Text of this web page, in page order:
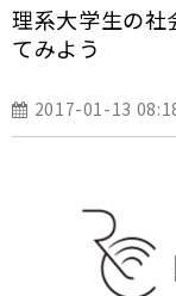
理系大学生の社
てみよう
2017-01-13